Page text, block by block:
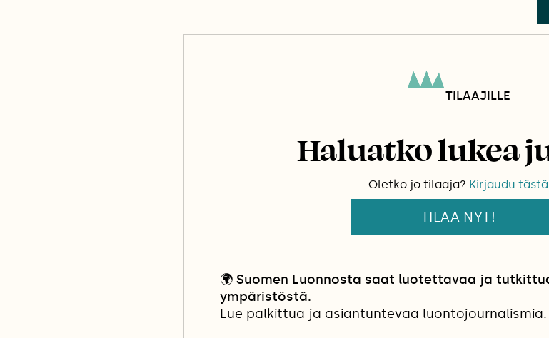
TILAAJILLE
Haluatko lukea
Oletko jo tilaaja? Kirjaudu tästä
TILAA NYT!
🌍 Suomen Luonnosta saat luotettavaa ja
ympäristöstä.
Lue palkittua ja asiantuntevaa luontojournalismia.